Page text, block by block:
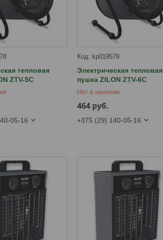
тепловая
ZTV-5C
05-16
kp019579
Электрическая тепловая
пушка ZILON ZTV-6C
Нет в наличии
464 руб.
+375 (29) 140-05-16